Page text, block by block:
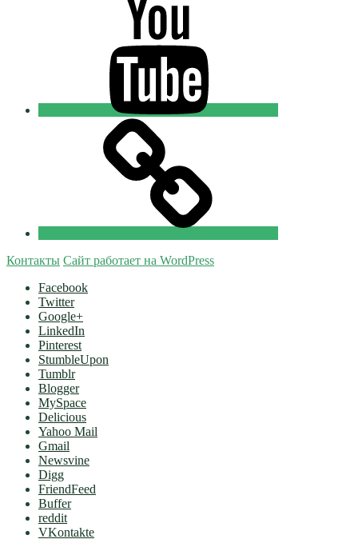
Православные
Добровольцы
Контакты Сайт работает на WordPress
Facebook
Twitter
Google+
LinkedIn
Pinterest
StumbleUpon
Tumblr
Blogger
MySpace
Delicious
Yahoo Mail
Gmail
Newsvine
Digg
FriendFeed
Buffer
reddit
VKontakte